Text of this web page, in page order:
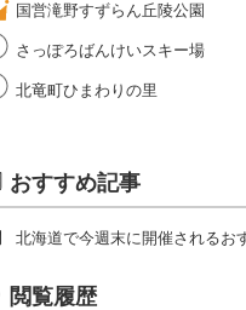
国営滝野すずらん丘陵公園
さっぽろばんけいスキー場
北竜町ひまわりの里
おすすめ記事
北海道で今週末に開催されるお
閲覧履歴